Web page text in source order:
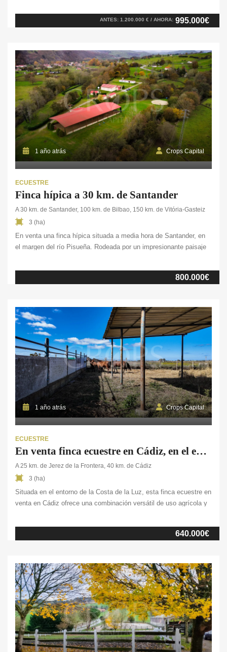
para poder realizar la actividad. Cuenta con varias
edificaciones: encontramos una escuela hípica con paddocks al
ANTES: 1.200.000 € / AHORA: 995.000€
1 año atrás Crops Capital
ECUESTRE
Finca hípica a 30 km. de Santander
A 30 km. de Santander, 100 km. de Bilbao, 150 km. de Vitória-Gasteiz
3 (ha)
En venta una finca hípica situada a media hora de Santander, en
el margen del río Pisueña. Rodeada por un impresionante paisaje
inviernos suaves y veranos frescos, siendo la diferencia entre el
invierno y el verano de unos once grados. Dispone de buen […]
800.000€
1 año atrás Crops Capital
ECUESTRE
En venta finca ecuestre en Cádiz, en el entorno de la Costa de la Luz
A 25 km. de Jerez de la Frontera, 40 km. de Cádiz
3 (ha)
Situada en el entorno de la Costa de la Luz, esta finca ecuestre en
venta en Cádiz ofrece una combinación versátil de uso agrícola y
perímetro, representa una excelente oportunidad para quienes
buscan un entorno tranquilo, con buenas conexiones y cerca del
640.000€